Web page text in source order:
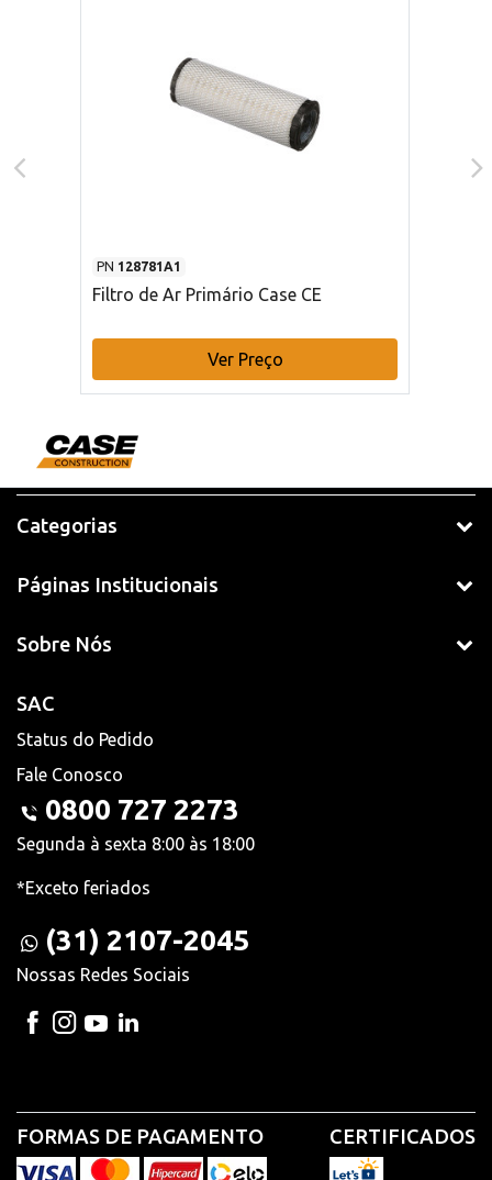
PN 128781A1
Filtro de Ar Primário Case CE
Ver Preço
Categorias
Páginas Institucionais
Sobre Nós
SAC
Status do Pedido
Fale Conosco
0800 727 2273
Segunda à sexta 8:00 às 18:00
*Exceto feriados
(31) 2107-2045
Nossas Redes Sociais
FORMAS DE PAGAMENTO CERTIFICADOS